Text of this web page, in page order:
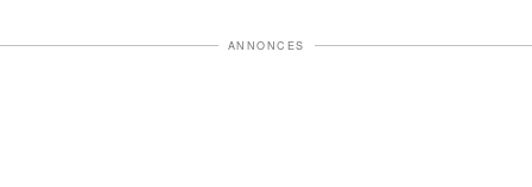
ANNONCES